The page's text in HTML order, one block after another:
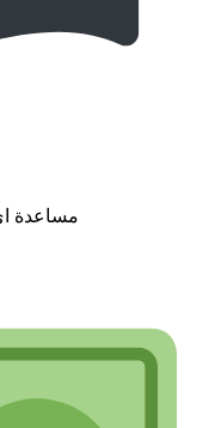
مساعدة